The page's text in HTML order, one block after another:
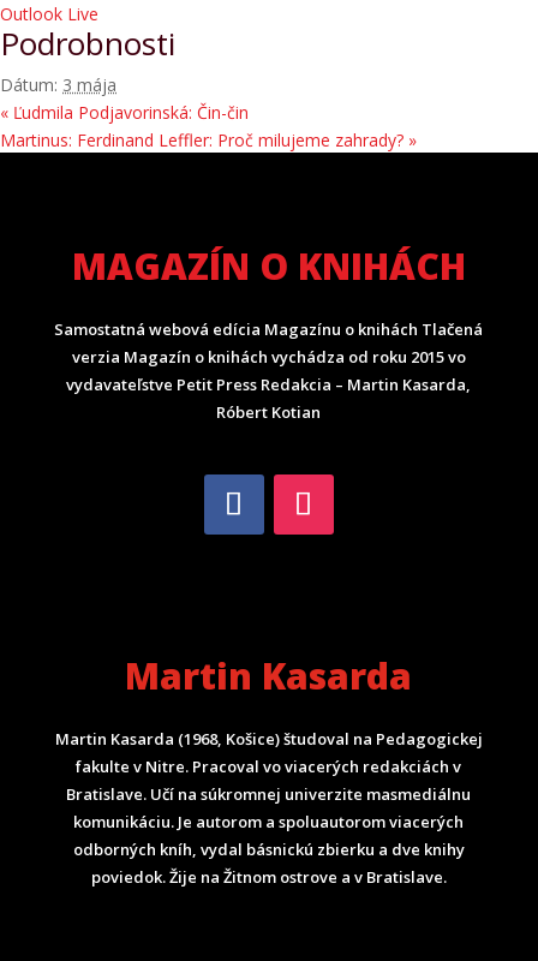
Outlook Live
Podrobnosti
Dátum: 3 mája
« Ľudmila Podjavorinská: Čin-čin
Martinus: Ferdinand Leffler: Proč milujeme zahrady? »
MAGAZÍN O KNIHÁCH
Samostatná webová edícia Magazínu o knihách Tlačená
verzia Magazín o knihách vychádza od roku 2015 vo
vydavateľstve Petit Press Redakcia – Martin Kasarda,
Róbert Kotian
Martin Kasarda
Martin Kasarda (1968, Košice) študoval na Pedagogickej
fakulte v Nitre. Pracoval vo viacerých redakciách v
Bratislave. Učí na súkromnej univerzite masmediálnu
komunikáciu. Je autorom a spoluautorom viacerých
odborných kníh, vydal básnickú zbierku a dve knihy
poviedok. Žije na Žitnom ostrove a v Bratislave.